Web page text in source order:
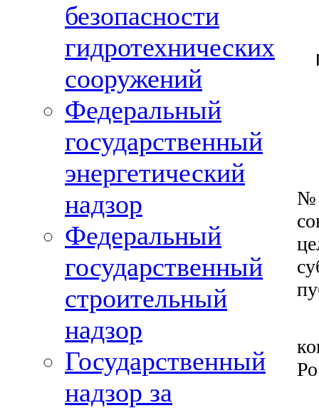
безопасности
гидротехнических
сооружений
Федеральный
государственный
энергетический
надзор
Федеральный
государственный
строительный
надзор
Государственный
надзор за